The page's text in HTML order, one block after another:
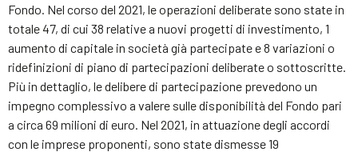
Fondo. Nel corso del 2021, le operazioni deliberate sono state in
totale 47, di cui 38 relative a nuovi progetti di investimento, 1
aumento di capitale in società già partecipate e 8 variazioni o
ridefinizioni di piano di partecipazioni deliberate o sottoscritte.
Più in dettaglio, le delibere di partecipazione prevedono un
impegno complessivo a valere sulle disponibilità del Fondo pari
a circa 69 milioni di euro. Nel 2021, in attuazione degli accordi
con le imprese proponenti, sono state dismesse 19